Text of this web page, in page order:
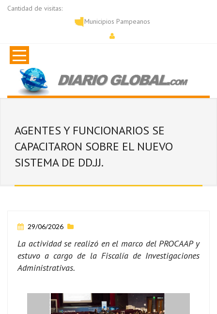
Cantidad de visitas:
Municipios Pampeanos
AGENTES Y FUNCIONARIOS SE
CAPACITARON SOBRE EL NUEVO
SISTEMA DE DD.JJ.
29/06/2026
La actividad se realizó en el marco del PROCAAP y
estuvo a cargo de la Fiscalía de Investigaciones
Administrativas.